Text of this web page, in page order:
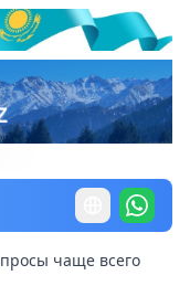
чаще всего